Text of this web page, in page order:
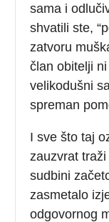
sama i
shvatili ste,
zatvoru
član obitelji
velikodušni
spreman
I sve što taj
zauzvrat
sudbini
zasmetalo
odgovornog